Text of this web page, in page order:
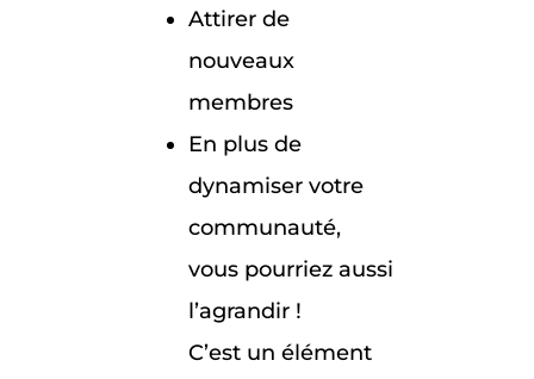
Attirer de
nouveaux
membres
En plus de
dynamiser votre
communauté,
vous pourriez aussi
l’agrandir !
C’est un élément